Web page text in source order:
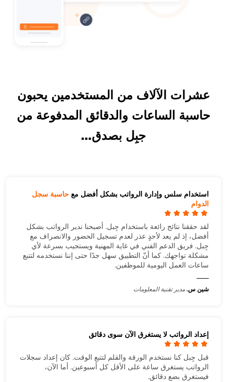
عشرات الآلاف من المستخدمين يحبون
حاسبة الساعات والدقائق المدفوعة من
جبِل بصدق...
استخدام سلس وإدارة الرواتب بشكل أفضل مع حاسبة سجل
الدوام
لقد حققنا نتائج رائعة باستخدام جِبل. أصبحنا ندير الرواتب بشكل
أفضل، إذ لم يعد لأحدٍ عذر لعدم تسجيل الحضور والانصراف مع
جِبل. فريق الدعم الفني في غاية المهنية ويستجيب بسرعة لأي
مشكلة تواجهك. كما أنّ التطبيق سهل جدًا حتى إننا نستخدمه لتتبع
ساعات العمل اليومية للموظفين.
شين س.مدير تقنية المعلومات
إعداد الرواتب لا يستغرق الآن سوى دقائق
قبل جِبل كنا نستخدم الورقة والقلم لتتبع الوقت. كان إعداد سجلات
الرواتب يستغرق ساعة على الأقل كل أسبوعين. أما الآن،
فيستغرق بضع دقائق.